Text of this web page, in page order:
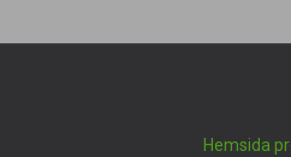
Hemsida